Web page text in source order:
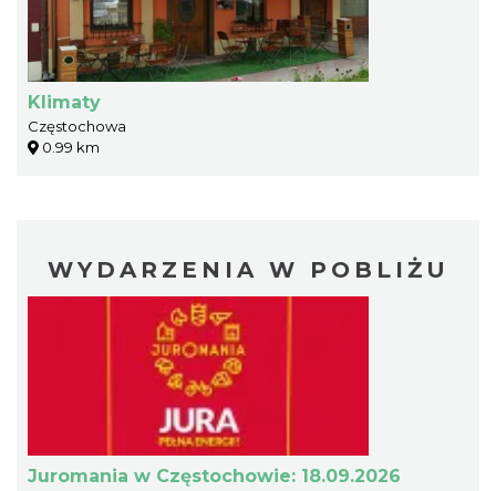
Klimaty
Częstochowa
0.99 km
WYDARZENIA W POBLIŻU
Juromania w Częstochowie: 18.09.2026